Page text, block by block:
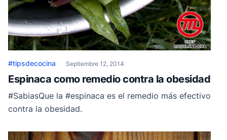
#tipsdecocina Septiembre 12, 2014
Espinaca como remedio contra la obesidad
#SabiasQue la #espinaca es el remedio más efectivo
contra la obesidad.